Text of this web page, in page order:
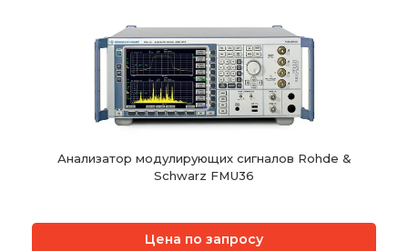
Анализатор модулирующих сигналов Rohde &
Schwarz FMU36
Цена по запросу